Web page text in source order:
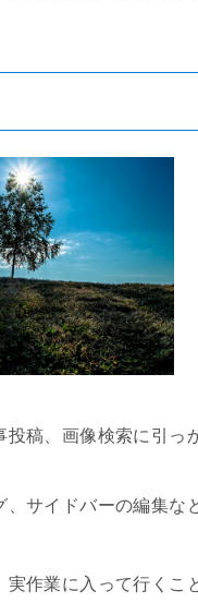
投稿、画像検索に引っ
サイドバーの編集な
実作業に入って行くこ